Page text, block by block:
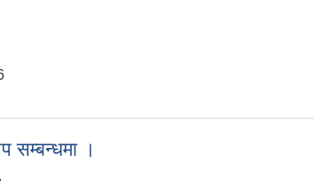
सम्बन्धमा ।